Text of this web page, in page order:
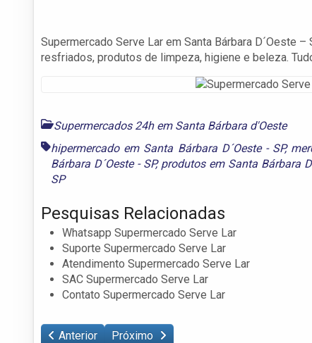
Supermercado Serve Lar em Santa Bárbara D´Oeste
resfriados, produtos de limpeza, higiene e beleza.
Supermercados 24h em Santa Bárbara d'Oeste
hipermercado em Santa Bárbara D´Oeste - SP,
Bárbara D´Oeste - SP, produtos em Santa Bárbara
SP
Pesquisas Relacionadas
Whatsapp Supermercado Serve Lar
Suporte Supermercado Serve Lar
Atendimento Supermercado Serve Lar
SAC Supermercado Serve Lar
Contato Supermercado Serve Lar
Anterior Próximo